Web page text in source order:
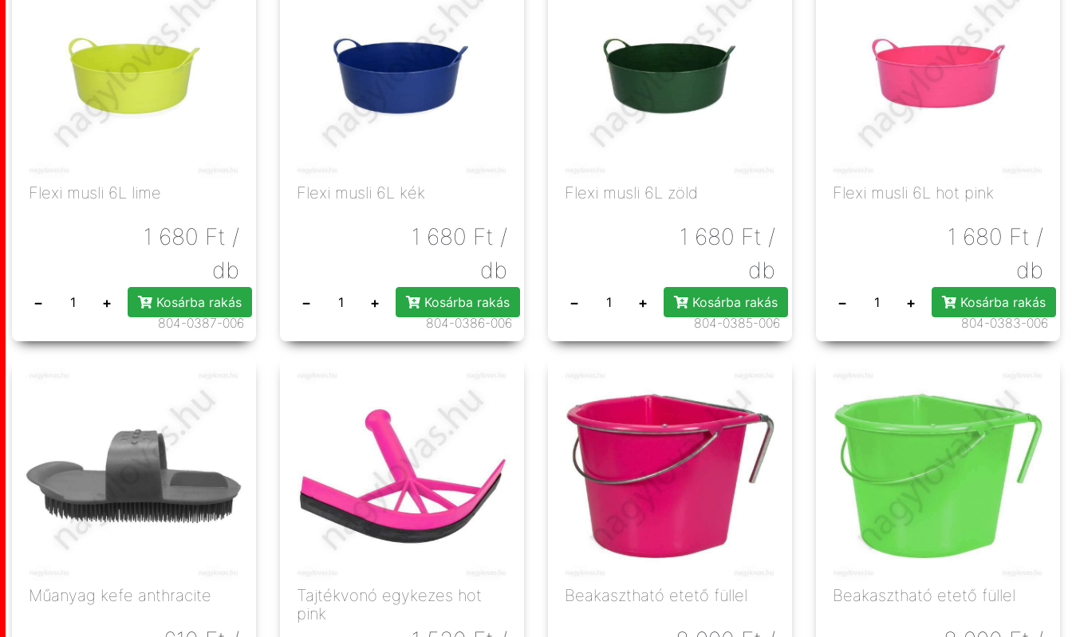
Flexi musli 6L lime
1 680 Ft /
db
− +
Kosárba rakás
804-0387-006
Flexi musli 6L kék
1 680 Ft /
db
− +
Kosárba rakás
804-0386-006
Flexi musli 6L zöld
1 680 Ft /
db
− +
Kosárba rakás
804-0385-006
Flexi musli 6L hot pink
1 680 Ft /
db
− +
Kosárba rakás
804-0383-006
Műanyag kefe anthracite
Tajtékvonó egykezes hot
pink
Beakasztható etető füllel Beakasztható etető füllel